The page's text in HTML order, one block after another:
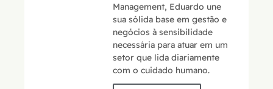
Management, Eduardo une
sua sólida base em gestão e
negócios à sensibilidade
necessária para atuar em um
setor que lida diariamente
com o cuidado humano.